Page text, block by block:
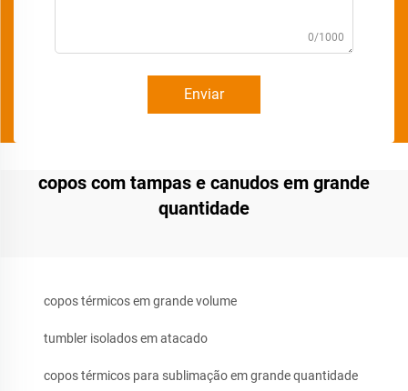
0/1000
Enviar
copos com tampas e canudos em grande
quantidade
copos térmicos em grande volume
tumbler isolados em atacado
copos térmicos para sublimação em grande quantidade